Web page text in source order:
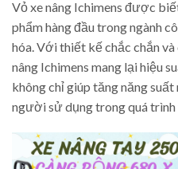
Vỏ xe nâng Ichimens được
phẩm hàng đầu trong ngành
hóa. Với thiết kế chắc chắn
nâng Ichimens mang lại hiệu
không chỉ giúp tăng năng
người sử dụng trong quá trình